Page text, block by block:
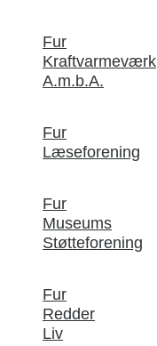
Fur
Kraftvarmeværk
A.m.b.A.
Fur
Læseforening
Fur
Museums
Støtteforening
Fur
Redder
Liv